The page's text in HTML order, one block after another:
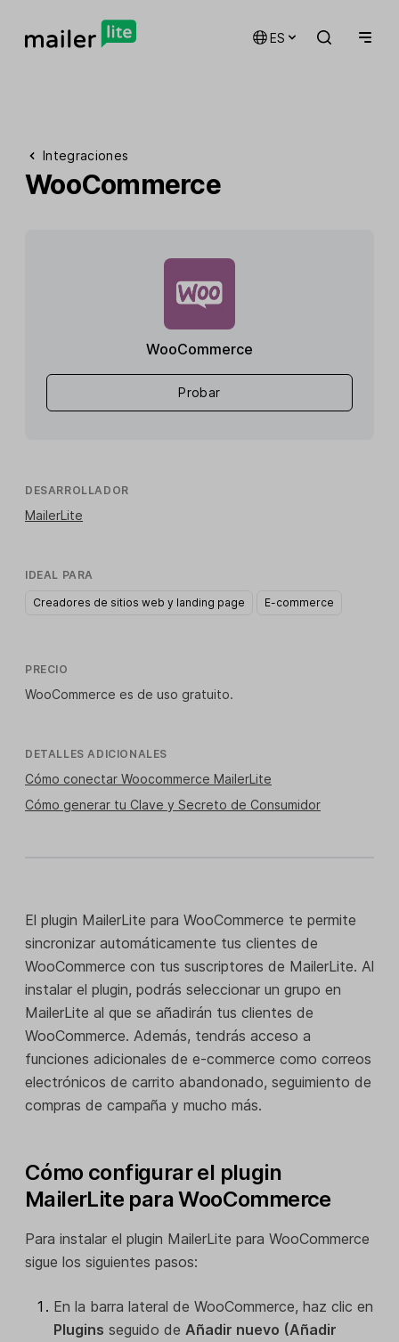
ES
Integraciones
WooCommerce
WooCommerce
Probar
DESARROLLADOR
MailerLite
IDEAL PARA
Creadores de sitios web y landing page E-commerce
PRECIO
WooCommerce es de uso gratuito.
DETALLES ADICIONALES
Cómo conectar Woocommerce MailerLite
Cómo generar tu Clave y Secreto de Consumidor
El plugin MailerLite para WooCommerce te permite
sincronizar automáticamente tus clientes de
WooCommerce con tus suscriptores de MailerLite. Al
instalar el plugin, podrás seleccionar un grupo en
MailerLite al que se añadirán tus clientes de
WooCommerce. Además, tendrás acceso a
funciones adicionales de e-commerce como correos
electrónicos de carrito abandonado, seguimiento de
compras de campaña y mucho más.
Cómo configurar el plugin
MailerLite para WooCommerce
Para instalar el plugin MailerLite para WooCommerce
sigue los siguientes pasos:
En la barra lateral de WooCommerce, haz clic en
Plugins seguido de Añadir nuevo (Añadir